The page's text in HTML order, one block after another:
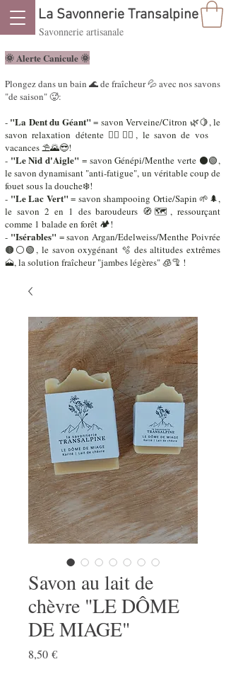
Savonnerie artisanale
La Savonnerie Transalpine
🌞 Alerte Canicule ​🌞
Plongez dans un bain 🌊 de fraîcheur 💦 avec nos savons
"de saison" 🥵:
- "La Dent du Géant" = savon Verveine/Citron 🌿🍋, le
savon relaxation détente 🧘‍♂️🧘‍♀️, le savon de vos
vacances ⛱️🌄😎!
- "Le Nid d'Aigle" = savon Génépi/Menthe verte ⚫🟢,
le savon dynamisant "anti-fatigue", un véritable coup de
fouet sous la douche❄️!
- "Le Lac Vert" = savon shampooing Ortie/Sapin 🌱🌲,
le savon 2 en 1 des baroudeurs 🧭🗺️, ressourçant
comme 1 balade en forêt 🏕️!
- "Isérables" = savon Argan/Edelweiss/Menthe Poivrée
🟤⚪🟢, le savon oxygénant 🫧 des altitudes extrêmes
🗻, la solution fraîcheur "jambes légères" 🧊🦿 !
Savon au lait de
chèvre "LE DÔME
DE MIAGE"
8,50 €Prix